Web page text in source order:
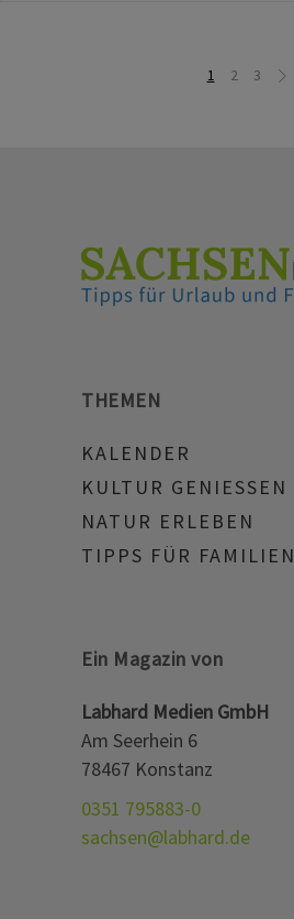
1 2 3
THEMEN
KALENDER
KULTUR GENIESSEN
NATUR ERLEBEN
TIPPS FÜR FAMILIEN
Ein Magazin von
Labhard Medien GmbH
Am Seerhein 6
78467 Konstanz
0351 795883-0
sachsen@labhard.de